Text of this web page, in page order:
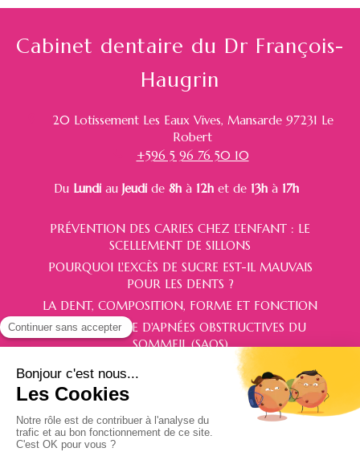
Cabinet dentaire du Dr François-
Haugrin
20 Lotissement Les Eaux Vives, Mansarde 97231 Le
Robert
+596 5 96 76 50 10
Du Lundiau Jeudide 8hà 12het de 13hà 17h
PRÉVENTION DES CARIES CHEZ L’ENFANT : LE
SCELLEMENT DE SILLONS
POURQUOI L'EXCÈS DE SUCRE EST-IL MAUVAIS
POUR LES DENTS ?
LA DENT, COMPOSITION, FORME ET FONCTION
LE SYNDROME D'APNÉES OBSTRUCTIVES DU
SOMMEIL (SAOS)
Politique de confidentialité et charte cookie
Mentions légales
Conditions Générales Utilisation